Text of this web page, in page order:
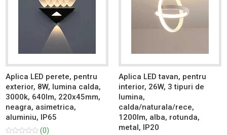
Aplica LED perete, pentru
exterior, 8W, lumina calda,
3000k, 640lm, 220x45mm,
neagra, asimetrica,
aluminiu, IP65
(0)
Aplica LED tavan, pentru
interior, 26W, 3 tipuri de
lumina,
calda/naturala/rece,
1200lm, alba, rotunda,
metal, IP20